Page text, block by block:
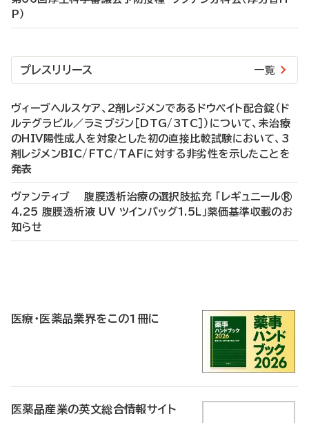
P）
プレスリリース 一覧
ヴィーブヘルスケア、2剤レジメンであるドウベイト配合錠（ド
ルテグラビル／ラミブジン［DTG/3TC］）について、未治療
のHIV陽性成人を対象とした初の直接比較試験において、3
剤レジメンBIC/FTC/TAFに対する非劣性を示したことを
発表
ヴァンティブ 腹膜透析治療の選択肢拡充 「レギュニール®
4.25 腹膜透析液 UV ツインバッグ1.5L」薬価基準収載のお
知らせ
医療・医薬品業界をこの1冊に
医薬品産業の英文総合情報サイト